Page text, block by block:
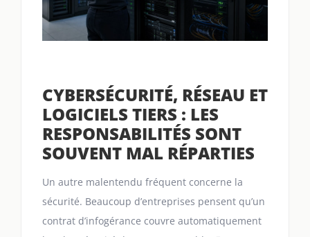
CYBERSÉCURITÉ, RÉSEAU ET
LOGICIELS TIERS : LES
RESPONSABILITÉS SONT
SOUVENT MAL RÉPARTIES
Un autre malentendu fréquent concerne la
sécurité. Beaucoup d’entreprises pensent qu’un
contrat d’infogérance couvre automatiquement